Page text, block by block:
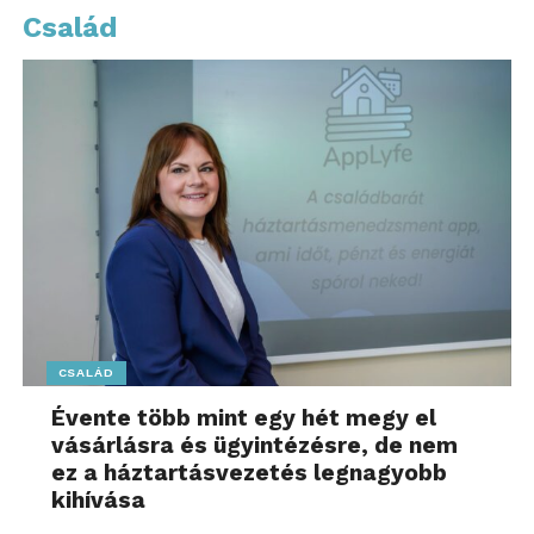
főoldalán! Kövesse a technológiai
híreket és csatlakozzon hozzánk aFacebookon
Család
CSALÁD
Évente több mint egy hét megy el
vásárlásra és ügyintézésre, de nem
ez a háztartásvezetés legnagyobb
kihívása